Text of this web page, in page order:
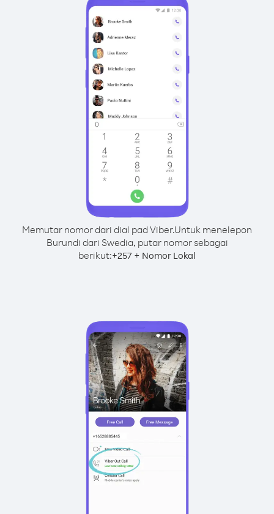
Memutar nomor dari dial pad Viber.Untuk menelepon
Burundi dari Swedia, putar nomor sebagai
berikut:+257 + Nomor Lokal